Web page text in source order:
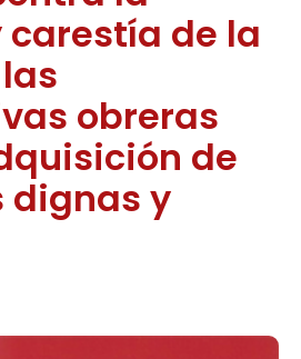
carestía de la
obreras
de
dignas y